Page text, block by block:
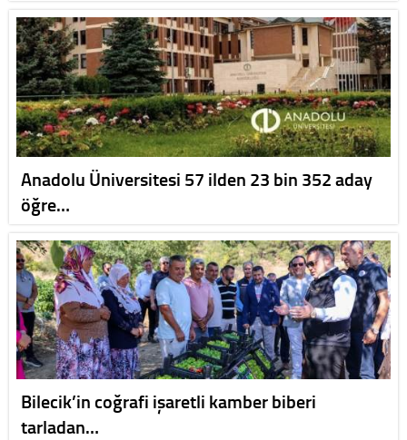
Anadolu Üniversitesi 57 ilden 23 bin 352 aday
öğre…
Bilecik’in coğrafi işaretli kamber biberi
tarladan…